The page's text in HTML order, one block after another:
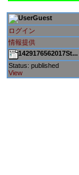
Guest
ログイン
情報提供
1429176562017St...
Status: published
View